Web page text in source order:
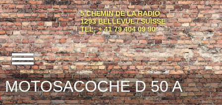
5 CHEMIN DE LA RADIO
1293 BELLEVUE / SUISSE
TEL: + 41 79 404 09 90
MOTOSACOCHE D 50 A